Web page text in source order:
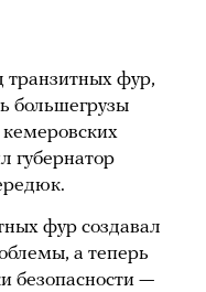
транзитных фур,
большегрузы
губернатор
фур создавал
а теперь
безопасности —